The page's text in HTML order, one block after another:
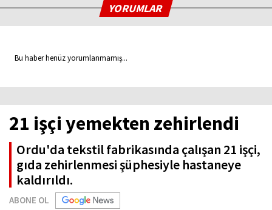
YORUMLAR
Bu haber henüz yorumlanmamış...
21 işçi yemekten zehirlendi
Ordu'da tekstil fabrikasında çalışan 21 işçi,
gıda zehirlenmesi şüphesiyle hastaneye
kaldırıldı.
ABONE OL